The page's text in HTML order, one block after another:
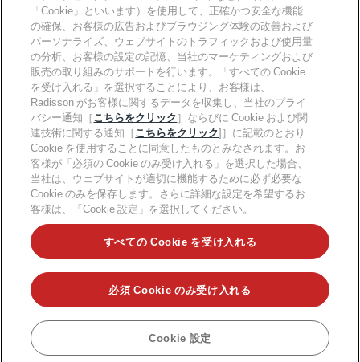
予約
ファミリーフレンドリーホテル
健康と安全
キャリアRHG
採用情報PPHE
採用情報EHL
The Club by RHG
能力開発の機会
責任あるビジネス
調達
プライバシー通知
法的通知
Radisson Rewardsの利用規約
サイト使用許諾契約書
デジタルアクセシビリティ
現代奴隷制に関する声明
ヘルプ
消費者アラート
連絡先
よくある質問
サイトマップ
ソーシャルメディア
Radisson Hotels ブランド
人気のお得な情報をお見逃しなく
©2026Radisson Hotel Group.
All rights reserved.RHG Radisson Hotel
Group、Radisson、Radisson RED、Radisson Blu、Radisson
Collection、Radisson Individuals、Park Plaza、Park Inn、Country Inn &
Suites、Prize by Radisson、Radisson Rewards、および Radisson
Meetings は Radisson Hotel Group の登録商標です。
「Cookie」といいます）を使用して、正確かつ安全な機能
の確保、お客様の広告およびブラウジング体験の改善および
パーソナライズ、ウェブサイトのトラフィックおよび使用量
の分析、お客様の設定の記憶、当社のマーケティングおよび
販売の取り組みのサポートを行います。「すべての Cookie
を受け入れる」を選択することにより、お客様は、
Radisson がお客様に関するデータを収集し、当社のプライ
バシー通知［こちらをクリック］ならびに Cookie および関
連技術に関する通知［こちらをクリック]］に記載のとおり
Cookie を使用することに同意したものとみなされます。お
客様が「必須の Cookie のみ受け入れる」を選択した場合、
当社は、ウェブサイトが適切に機能するために必ず必要な
Cookie のみを保存します。さらに詳細な設定を希望するお
客様は、「Cookie 設定」を選択してください。
すべての Cookie を受け入れる
必須 Cookie のみ受け入れる
Cookie 設定